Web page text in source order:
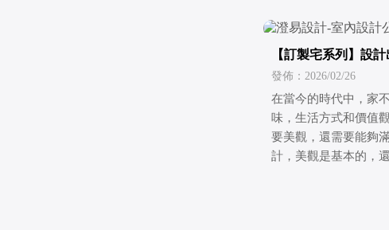
【訂製宅系列】設
和諧
發佈：2026/02/26
在當今的時代中，家
味，生活方式和價值
要美觀，還需要能夠
計，美觀是基本的，